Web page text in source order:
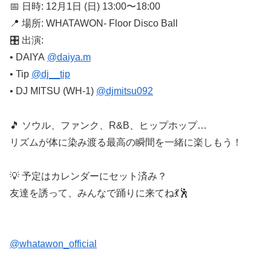
📅 日時: 12月1日 (日) 13:00〜18:00
📍 場所: WHATAWON- Floor Disco Ball
🎛️ 出演:
• DAIYA @daiya.m
• Tip @dj__tip
• DJ MITSU (WH-1) @djmitsu092
🎵 ソウル、ファンク、R&B、ヒップホップ…
リズムが体に染み渡る最高の瞬間を一緒に楽しもう！
💡 予定はカレンダーにセット済み？
友達を誘って、みんなで踊りに来てね💃🕺
@whatawon_official